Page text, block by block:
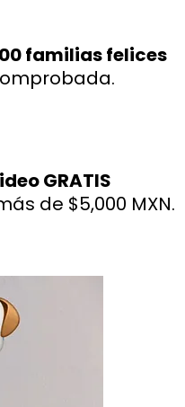
familias felices
GRATIS
de $5,000 MXN.